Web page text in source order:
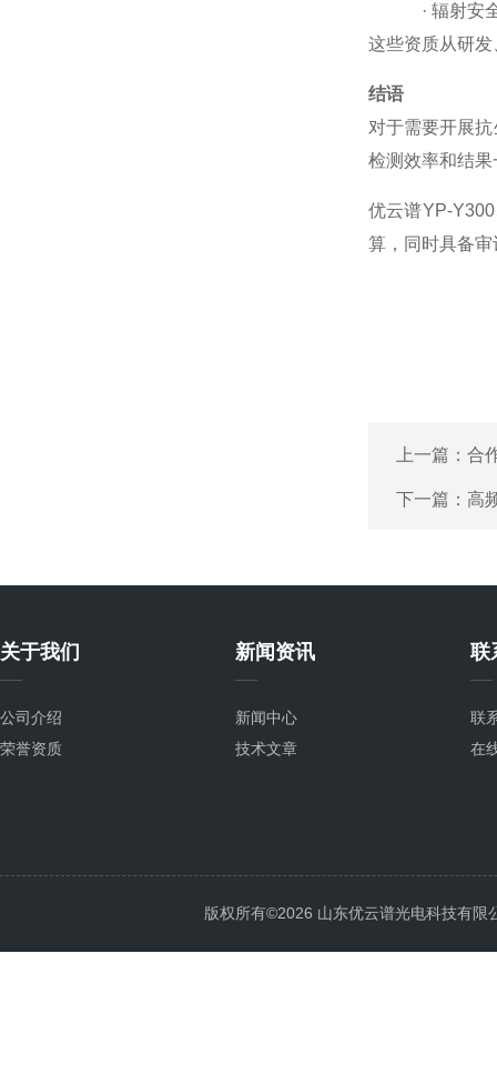
· 辐射安
这些资质从研
结语
对于需要开展
检测效率和结果
优云谱YP-Y300
算，同时具备
上一篇： 合
下一篇： 高
关于我们
公司介绍
荣誉资质
新闻资讯
新闻中心
技术文章
联
联
在
版权所有©2026 山东优云谱光电科技有